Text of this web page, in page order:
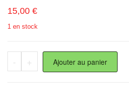
15,00 €
1 en stock
- quantité de Tote bag pliable
+ Ajouter au panier